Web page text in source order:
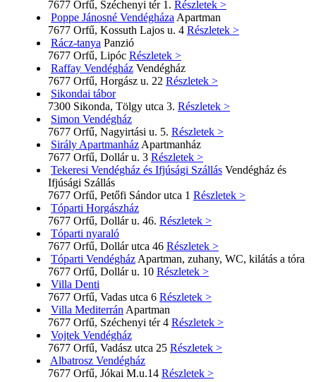
7677 Orfű, Széchenyi tér 1. Részletek >
Poppe Jánosné Vendégháza Apartman
7677 Orfű, Kossuth Lajos u. 4 Részletek >
Rácz-tanya Panzió
7677 Orfű, Lipóc Részletek >
Raffay Vendégház Vendégház
7677 Orfű, Horgász u. 22 Részletek >
Sikondai tábor
7300 Sikonda, Tölgy utca 3. Részletek >
Simon Vendégház
7677 Orfű, Nagyirtási u. 5. Részletek >
Sirály Apartmanház Apartmanház
7677 Orfű, Dollár u. 3 Részletek >
Tekeresi Vendégház és Ifjúsági Szállás Vendégház és
Ifjúsági Szállás
7677 Orfű, Petőfi Sándor utca 1 Részletek >
Tóparti Horgászház
7677 Orfű, Dollár u. 46. Részletek >
Tóparti nyaraló
7677 Orfű, Dollár utca 46 Részletek >
Tóparti Vendégház Apartman, zuhany, WC, kilátás a tóra
7677 Orfű, Dollár u. 10 Részletek >
Villa Denti
7677 Orfű, Vadas utca 6 Részletek >
Villa Mediterrán Apartman
7677 Orfű, Széchenyi tér 4 Részletek >
Vojtek Vendégház
7677 Orfű, Vadász utca 25 Részletek >
Albatrosz Vendégház
7677 Orfű, Jókai M.u.14 Részletek >